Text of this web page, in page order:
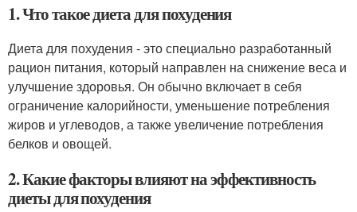
1. Что такое диета для похудения
Диета для похудения - это специально разработанный
рацион питания, который направлен на снижение веса и
улучшение здоровья. Он обычно включает в себя
ограничение калорийности, уменьшение потребления
жиров и углеводов, а также увеличение потребления
белков и овощей.
2. Какие факторы влияют на эффективность
диеты для похудения